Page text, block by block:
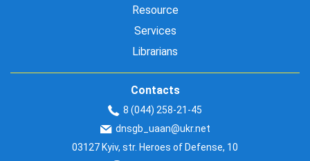
Resource
Services
Librarians
Contacts
8 (044) 258-21-45
dnsgb_uaan@ukr.net
03127 Kyiv, str. Heroes of Defense, 10